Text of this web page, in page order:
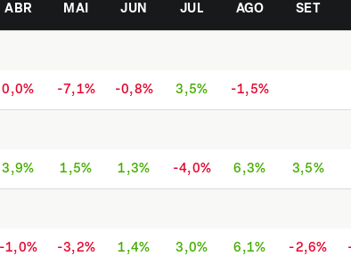
ABR MAI JUN JUL AGO SET
0,0% -7,1% -0,8% 3,5% -1,5%
3,9% 1,5% 1,3% -4,0% 6,3% 3,5%
-1,0% -3,2% 1,4% 3,0% 6,1% -2,6%